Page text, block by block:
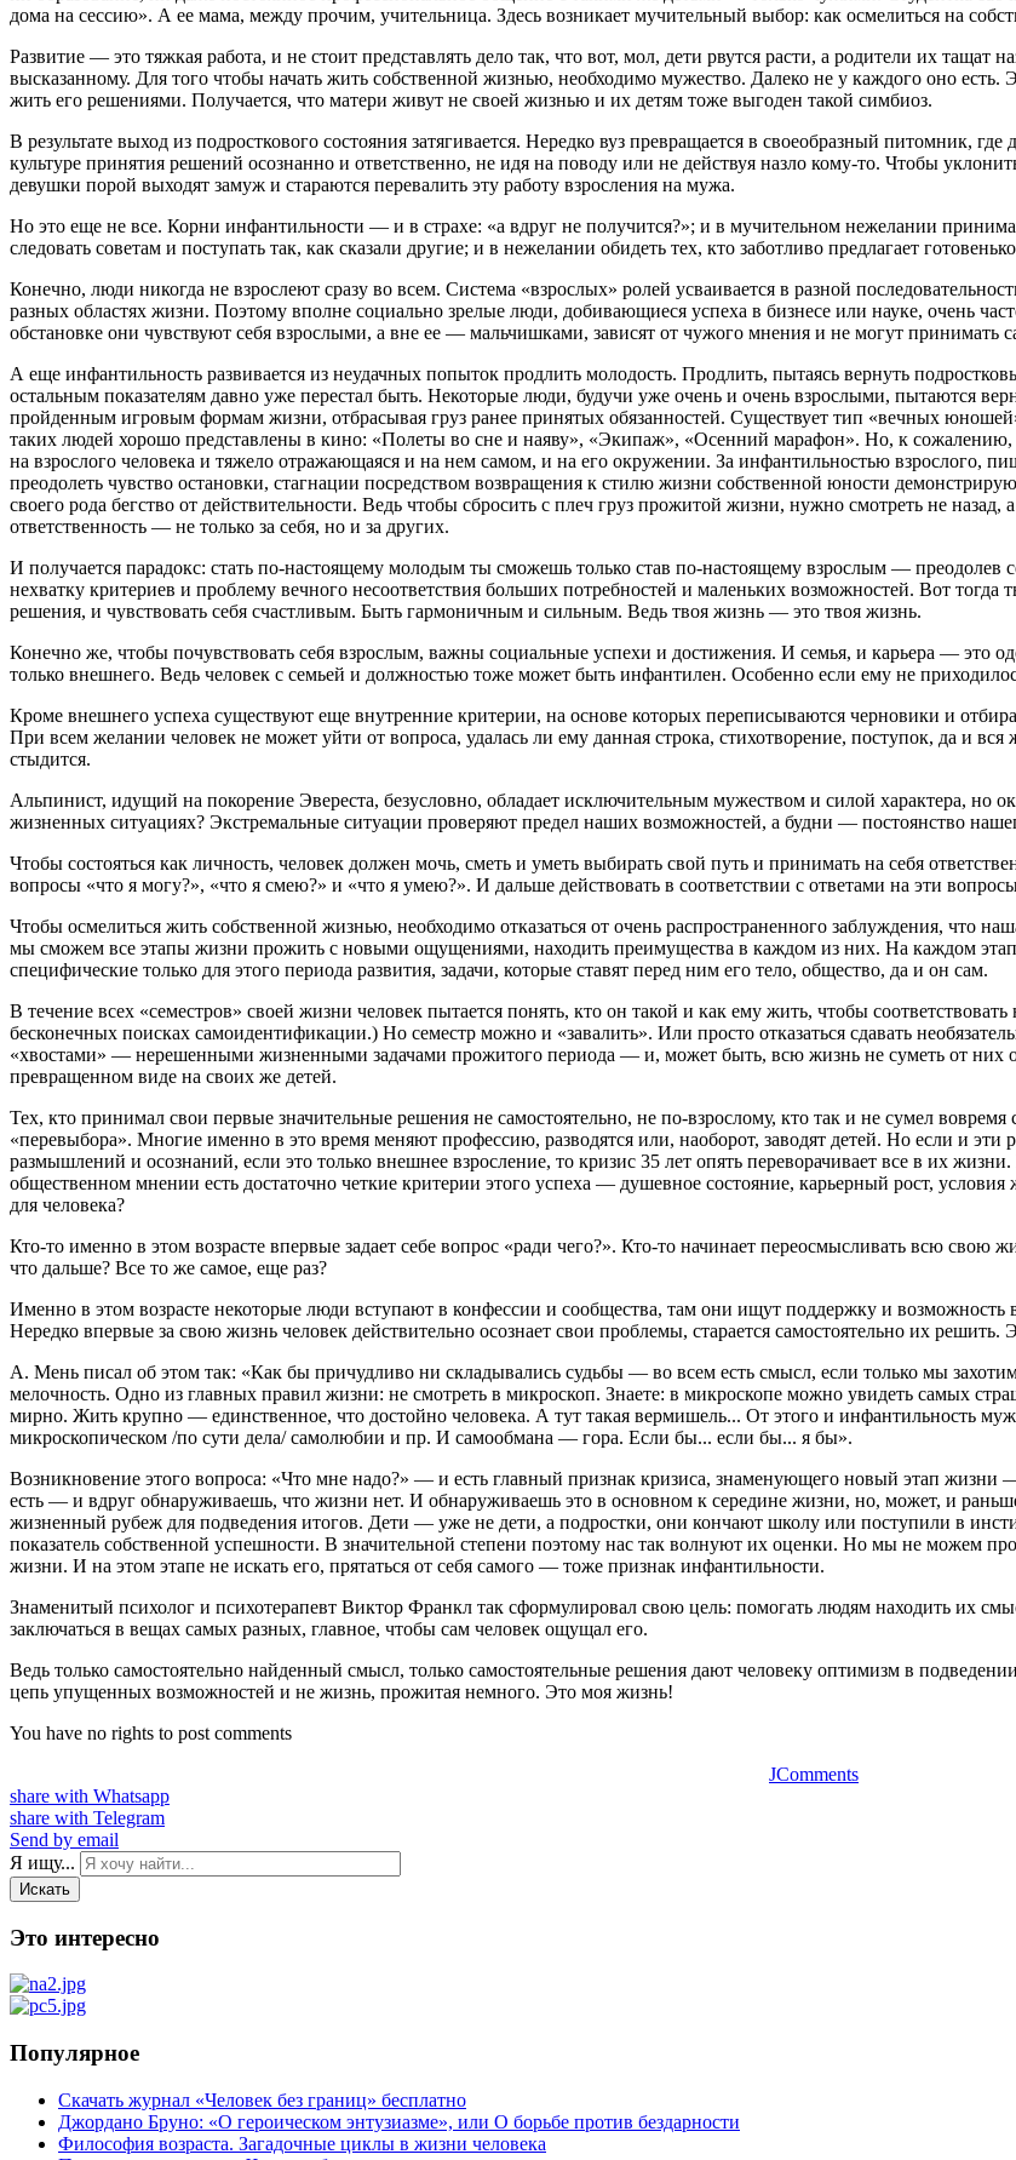
дома на сессию». А ее мама, между прочим, учительница. Здесь возникает мучительный выбор: как осмелиться на
Развитие — это тяжкая работа, и не стоит представлять дело так, что вот, мол, дети рвутся расти, а родители их тащат
высказанному. Для того чтобы начать жить собственной жизнью, необходимо мужество. Далеко не у каждого оно есть.
жить его решениями. Получается, что матери живут не своей жизнью и их детям тоже выгоден такой симбиоз.
В результате выход из подросткового состояния затягивается. Нередко вуз превращается в своеобразный питомник,
культуре принятия решений осознанно и ответственно, не идя на поводу или не действуя назло кому-то. Чтобы
девушки порой выходят замуж и стараются перевалить эту работу взросления на мужа.
Но это еще не все. Корни инфантильности — и в страхе: «а вдруг не получится?»; и в мучительном нежелании
следовать советам и поступать так, как сказали другие; и в нежелании обидеть тех, кто заботливо предлагает
Конечно, люди никогда не взрослеют сразу во всем. Система «взрослых» ролей усваивается в разной
разных областях жизни. Поэтому вполне социально зрелые люди, добивающиеся успеха в бизнесе или науке, очень
обстановке они чувствуют себя взрослыми, а вне ее — мальчишками, зависят от чужого мнения и не могут принимать
А еще инфантильность развивается из неудачных попыток продлить молодость. Продлить, пытаясь вернуть
остальным показателям давно уже перестал быть. Некоторые люди, будучи уже очень и очень взрослыми, пытаются
пройденным игровым формам жизни, отбрасывая груз ранее принятых обязанностей. Существует тип «вечных
таких людей хорошо представлены в кино: «Полеты во сне и наяву», «Экипаж», «Осенний марафон». Но, к сожалению,
на взрослого человека и тяжело отражающаяся и на нем самом, и на его окружении. За инфантильностью взрослого,
преодолеть чувство остановки, стагнации посредством возвращения к стилю жизни собственной юности
своего рода бегство от действительности. Ведь чтобы сбросить с плеч груз прожитой жизни, нужно смотреть не
ответственность — не только за себя, но и за других.
И получается парадокс: стать по-настоящему молодым ты сможешь только став по-настоящему взрослым — преодолев
нехватку критериев и проблему вечного несоответствия больших потребностей и маленьких возможностей. Вот
решения, и чувствовать себя счастливым. Быть гармоничным и сильным. Ведь твоя жизнь — это твоя жизнь.
Конечно же, чтобы почувствовать себя взрослым, важны социальные успехи и достижения. И семья, и карьера — это
только внешнего. Ведь человек с семьей и должностью тоже может быть инфантилен. Особенно если ему не
Кроме внешнего успеха существуют еще внутренние критерии, на основе которых переписываются черновики и
При всем желании человек не может уйти от вопроса, удалась ли ему данная строка, стихотворение, поступок, да и
стыдится.
Альпинист, идущий на покорение Эвереста, безусловно, обладает исключительным мужеством и силой характера, но
жизненных ситуациях? Экстремальные ситуации проверяют предел наших возможностей, а будни — постоянство
Чтобы состояться как личность, человек должен мочь, сметь и уметь выбирать свой путь и принимать на себя
вопросы «что я могу?», «что я смею?» и «что я умею?». И дальше действовать в соответствии с ответами на эти
Чтобы осмелиться жить собственной жизнью, необходимо отказаться от очень распространенного заблуждения, что
мы сможем все этапы жизни прожить с новыми ощущениями, находить преимущества в каждом из них. На каждом
специфические только для этого периода развития, задачи, которые ставят перед ним его тело, общество, да и он сам.
В течение всех «семестров» своей жизни человек пытается понять, кто он такой и как ему жить, чтобы
бесконечных поисках самоидентификации.) Но семестр можно и «завалить». Или просто отказаться сдавать
«хвостами» — нерешенными жизненными задачами прожитого периода — и, может быть, всю жизнь не суметь от них
превращенном виде на своих же детей.
Тех, кто принимал свои первые значительные решения не самостоятельно, не по-взрослому, кто так и не сумел
«перевыбора». Многие именно в это время меняют профессию, разводятся или, наоборот, заводят детей. Но если и
размышлений и осознаний, если это только внешнее взросление, то кризис 35 лет опять переворачивает все в их
общественном мнении есть достаточно четкие критерии этого успеха — душевное состояние, карьерный рост,
для человека?
Кто-то именно в этом возрасте впервые задает себе вопрос «ради чего?». Кто-то начинает переосмысливать всю свою
что дальше? Все то же самое, еще раз?
Именно в этом возрасте некоторые люди вступают в конфессии и сообщества, там они ищут поддержку и возможность
Нередко впервые за свою жизнь человек действительно осознает свои проблемы, старается самостоятельно их
А. Мень писал об этом так: «Как бы причудливо ни складывались судьбы — во всем есть смысл, если только мы
мелочность. Одно из главных правил жизни: не смотреть в микроскоп. Знаете: в микроскопе можно увидеть самых
мирно. Жить крупно — единственное, что достойно человека. А тут такая вермишель... От этого и инфантильность
микроскопическом /по сути дела/ самолюбии и пр. И самообмана — гора. Если бы... если бы... я бы».
Возникновение этого вопроса: «Что мне надо?» — и есть главный признак кризиса, знаменующего новый этап жизни
есть — и вдруг обнаруживаешь, что жизни нет. И обнаруживаешь это в основном к середине жизни, но, может, и
жизненный рубеж для подведения итогов. Дети — уже не дети, а подростки, они кончают школу или поступили в
показатель собственной успешности. В значительной степени поэтому нас так волнуют их оценки. Но мы не можем
жизни. И на этом этапе не искать его, прятаться от себя самого — тоже признак инфантильности.
Знаменитый психолог и психотерапевт Виктор Франкл так сформулировал свою цель: помогать людям находить их
заключаться в вещах самых разных, главное, чтобы сам человек ощущал его.
Ведь только самостоятельно найденный смысл, только самостоятельные решения дают человеку оптимизм в
цепь упущенных возможностей и не жизнь, прожитая немного. Это моя жизнь!
You have no rights to post comments
JComments
share with Whatsapp
share with Telegram
Send by email
Я ищу...
Искать
Это интересно
Популярное
Скачать журнал «Человек без границ» бесплатно
Джордано Бруно: «О героическом энтузиазме», или О борьбе против бездарности
Философия возраста. Загадочные циклы в жизни человека